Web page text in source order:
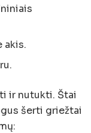
akis.
ir nutukti. Štai
šerti griežtai